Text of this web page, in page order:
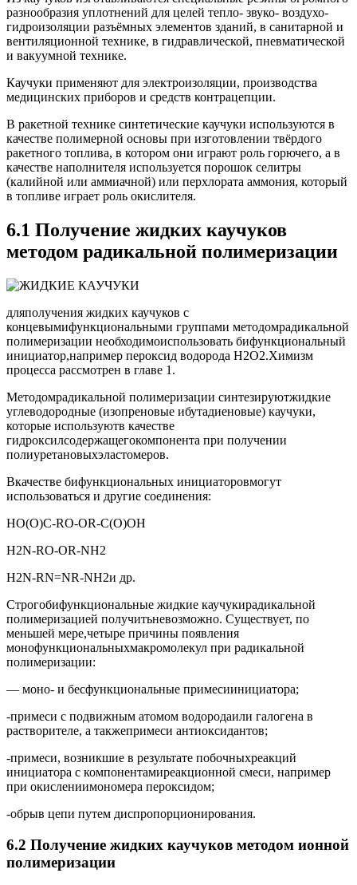
разнообразия уплотнений для целей тепло- звуко- воздухо-
гидроизоляции разъёмных элементов зданий, в санитарной и
вентиляционной технике, в гидравлической, пневматической
и вакуумной технике.
Каучуки применяют для электроизоляции, производства
медицинских приборов и средств контрацепции.
В ракетной технике синтетические каучуки используются в
качестве полимерной основы при изготовлении твёрдого
ракетного топлива, в котором они играют роль горючего, а в
качестве наполнителя используется порошок селитры
(калийной или аммиачной) или перхлората аммония, который
в топливе играет роль окислителя.
6.1 Получение жидких каучуков
методом радикальной полимеризации
дляполучения жидких каучуков с
концевымифункциональными группами методомрадикальной
полимеризации необходимоиспользовать бифункциональный
инициатор,например пероксид водорода Н2О2.Химизм
процесса рассмотрен в главе 1.
Методомрадикальной полимеризации синтезируютжидкие
углеводородные (изопреновые ибутадиеновые) каучуки,
которые используютв качестве
гидроксилсодержащегокомпонента при получении
полиуретановыхэластомеров.
Вкачестве бифункциональных инициаторовмогут
использоваться и другие соединения:
НО(О)С-RО-ОR-С(О)ОН
Н2N-RО-ОR-NН2
Н2N-RN=NR-NН2и др.
Строгобифункциональные жидкие каучукирадикальной
полимеризацией получитьневозможно. Существует, по
меньшей мере,четыре причины появления
монофункциональныхмакромолекул при радикальной
полимеризации:
— моно- и бесфункциональные примесиинициатора;
-примеси с подвижным атомом водородаили галогена в
растворителе, а такжепримеси антиоксидантов;
-примеси, возникшие в результате побочныхреакций
инициатора с компонентамиреакционной смеси, например
при окислениимономера пероксидом;
-обрыв цепи путем диспропорционирования.
6.2 Получение жидких каучуков методом ионной
полимеризации